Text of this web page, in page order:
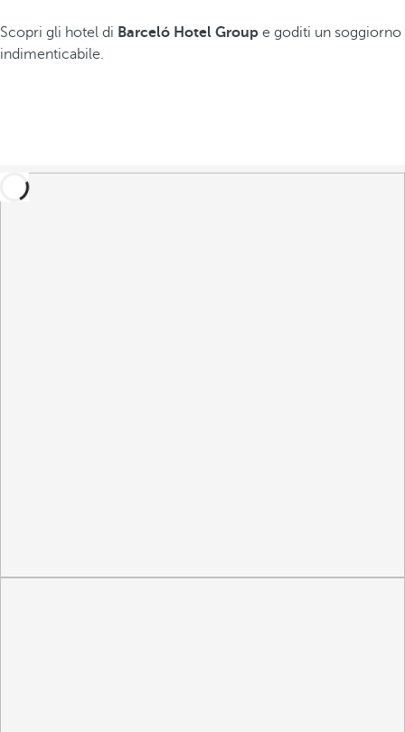
Scopri gli hotel di Barceló Hotel Group e goditi un soggiorno
indimenticabile.